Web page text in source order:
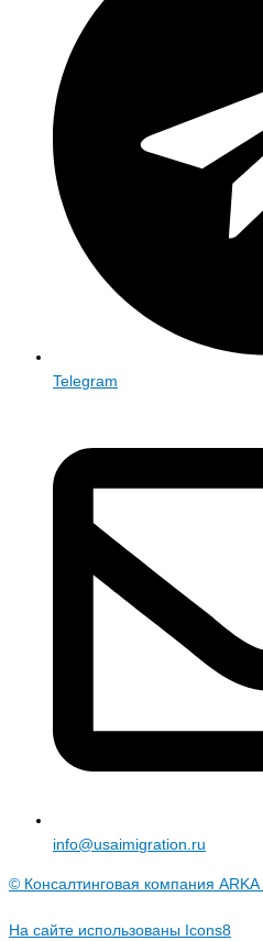
Telegram
info@usaimigration.ru
© Консалтинговая компания
На сайте использованы Icons8